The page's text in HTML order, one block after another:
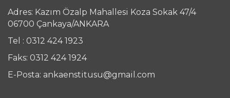
Adres: Kazım Özalp Mahallesi Koza Sokak 47/4
06700 Çankaya/ANKARA
Tel : 0312 424 1923
Faks: 0312 424 1924
E-Posta: ankaenstitusu@gmail.com